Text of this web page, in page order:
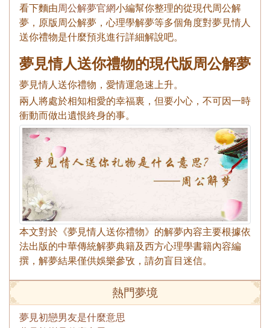
看下麵由周公解夢官網小編幫你整理的從現代周公解
夢，原版周公解夢，心理學解夢等多個角度對夢見情人
送你禮物是什麼預兆進行詳細解說吧。
夢見情人送你禮物的現代版周公解夢
夢見情人送你禮物，愛情運急速上升。
兩人將處於相知相愛的幸福裏，但要小心，不可因一時
衝動而做出遺恨終身的事。
本文對於《夢見情人送你禮物》的解夢內容主要根據依
法出版的中華傳統解夢典籍及西方心理學書籍內容編
撰，解夢結果僅供娛樂參攷，請勿盲目迷信。
熱門夢境
夢見初戀男友是什麼意思